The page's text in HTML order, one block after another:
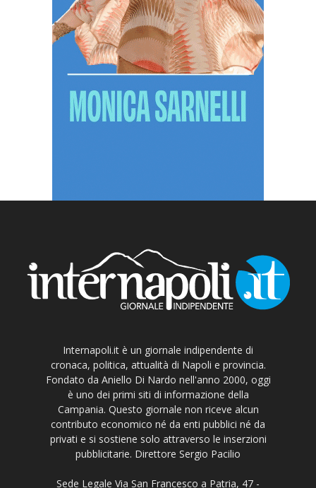
Internapoli.it è un giornale indipendente di
cronaca, politica, attualità di Napoli e provincia.
Fondato da Aniello Di Nardo nell'anno 2000, oggi
è uno dei primi siti di informazione della
Campania. Questo giornale non riceve alcun
contributo economico né da enti pubblici né da
privati e si sostiene solo attraverso le inserzioni
pubblicitarie. Direttore Sergio Pacilio
Sede Legale Via San Francesco a Patria, 47 -